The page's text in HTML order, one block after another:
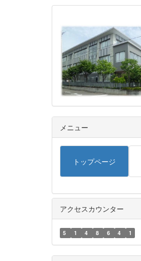
メニュー
トップページ
アクセスカウンター
5 1 4 8 6 4 1